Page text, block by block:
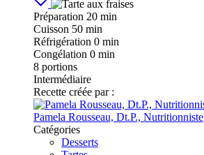
Préparation 20 min
Cuisson 50 min
Réfrigération 0 min
Congélation 0 min
8 portions
Intermédiaire
Recette créée par :
Pamela Rousseau, Dt.P., Nutritionniste
Catégories
Desserts